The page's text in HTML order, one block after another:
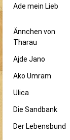
Ade mein Lieb
Ännchen von
Tharau
Ajde Jano
Ako Umram
Ulica
Die Sandbank
Der Lebensbund